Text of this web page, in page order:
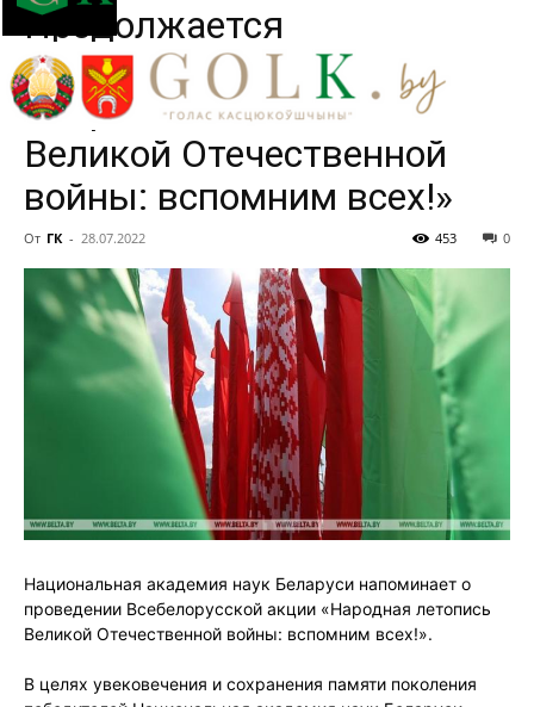
Продолжается
Всебелорусская акция
«Народная летопись
Великой Отечественной
войны: вспомним всех!»
От ГК - 28.07.2022 0
453
Национальная академия наук Беларуси напоминает о
проведении Всебелорусской акции «Народная летопись
Великой Отечественной войны: вспомним всех!».
В целях увековечения и сохранения памяти поколения